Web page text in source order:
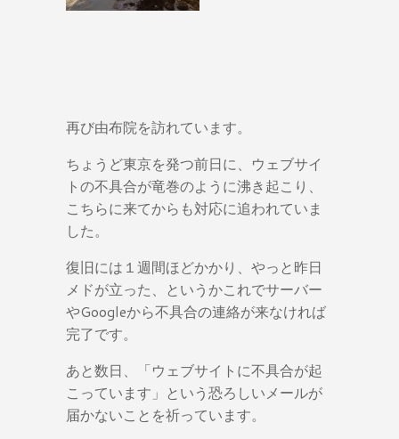
再び由布院を訪れています。
ちょうど東京を発つ前日に、ウェブサイ
トの不具合が竜巻のように沸き起こり、
こちらに来てからも対応に追われていま
した。
復旧には１週間ほどかかり、やっと昨日
メドが立った、というかこれでサーバー
やGoogleから不具合の連絡が来なければ
完了です。
あと数日、「ウェブサイトに不具合が起
こっています」という恐ろしいメールが
届かないことを祈っています。